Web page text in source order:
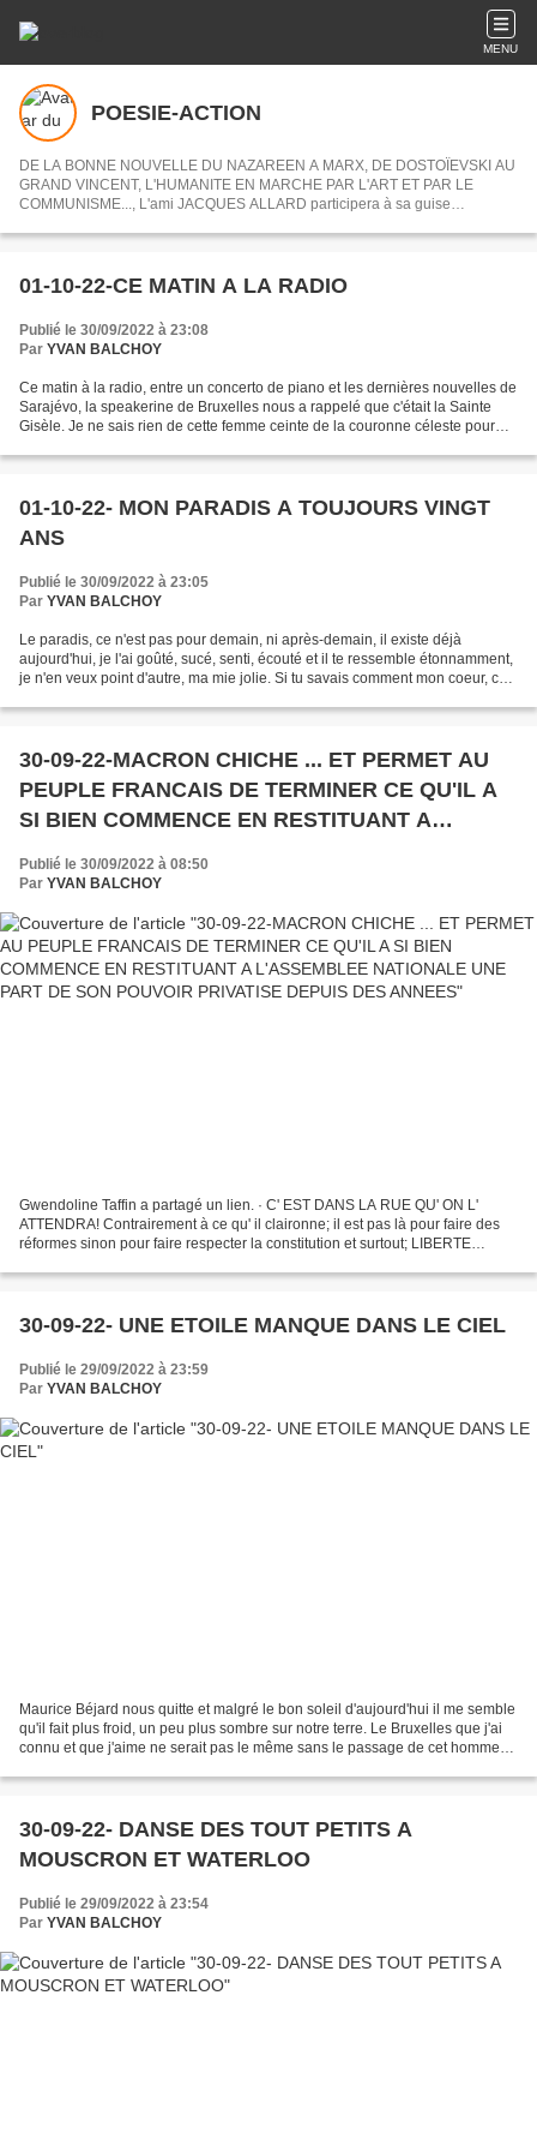
MENU
POESIE-ACTION
DE LA BONNE NOUVELLE DU NAZAREEN A MARX, DE DOSTOÏEVSKI AU
GRAND VINCENT, L'HUMANITE EN MARCHE PAR L'ART ET PAR LE
COMMUNISME..., L'ami JACQUES ALLARD participera à sa guise
articles choisis.
01-10-22-CE MATIN A LA RADIO
Publié le 30/09/2022 à 23:08
Par YVAN BALCHOY
Ce matin à la radio, entre un concerto de piano et les dernières nouvelles de
Sarajévo, la speakerine de Bruxelles nous a rappelé que c'était la Sainte
Gisèle. Je ne sais rien de cette femme ceinte de la couronne céleste pour
01-10-22- MON PARADIS A TOUJOURS VINGT
ANS
Publié le 30/09/2022 à 23:05
Par YVAN BALCHOY
Le paradis, ce n'est pas pour demain, ni après-demain, il existe déjà
aujourd'hui, je l'ai goûté, sucé, senti, écouté et il te ressemble étonnamment,
je n'en veux point d'autre, ma mie jolie. Si tu savais comment mon coeur, ce
30-09-22-MACRON CHICHE ... ET PERMET AU
PEUPLE FRANCAIS DE TERMINER CE QU'IL A
SI BIEN COMMENCE EN RESTITUANT A
L'ASSEMBLEE NATIONALE UNE PART DE SON
POUVOIR PRIVATISE DEPUIS DES ANNEES
Publié le 30/09/2022 à 08:50
Par YVAN BALCHOY
Gwendoline Taffin a partagé un lien. · C' EST DANS LA RUE QU' ON L'
ATTENDRA! Contrairement à ce qu' il claironne; il est pas là pour faire des
réformes sinon pour faire respecter la constitution et surtout; LIBERTE
30-09-22- UNE ETOILE MANQUE DANS LE CIEL
Publié le 29/09/2022 à 23:59
Par YVAN BALCHOY
Maurice Béjard nous quitte et malgré le bon soleil d'aujourd'hui il me semble
qu'il fait plus froid, un peu plus sombre sur notre terre. Le Bruxelles que j'ai
connu et que j'aime ne serait pas le même sans le passage de cet homme
30-09-22- DANSE DES TOUT PETITS A
MOUSCRON ET WATERLOO
Publié le 29/09/2022 à 23:54
Par YVAN BALCHOY